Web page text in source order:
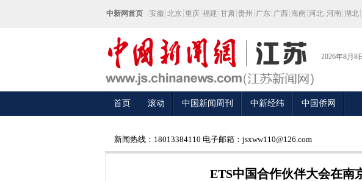
中新网首页 安徽 北京 重庆 福建 甘肃 贵州 广东 广西 海南 河北 河南 湖北
2026年8月8
首页 滚动 中国新闻周刊 中新经纬 中国侨网
新闻热线：18013384110 电子邮箱：jsxww110@126.com
ETS中国合作伙伴大会在南